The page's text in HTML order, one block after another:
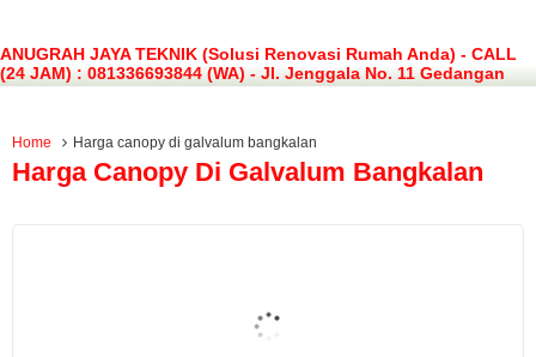
ANUGRAH JAYA TEKNIK (Solusi Renovasi Rumah Anda) - CALL
(24 JAM) : 081336693844 (WA) - Jl. Jenggala No. 11 Gedangan
Sidoarjo
Home Harga canopy di galvalum bangkalan
Harga Canopy Di Galvalum Bangkalan